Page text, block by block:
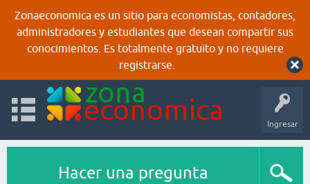
Zonaeconomica es un sitio para economistas, contadores,
administradores y estudiantes que desean compartir sus
conocimientos. Es totalmente gratuito y no requiere
registrarse.
Ingresar
Hacer una pregunta